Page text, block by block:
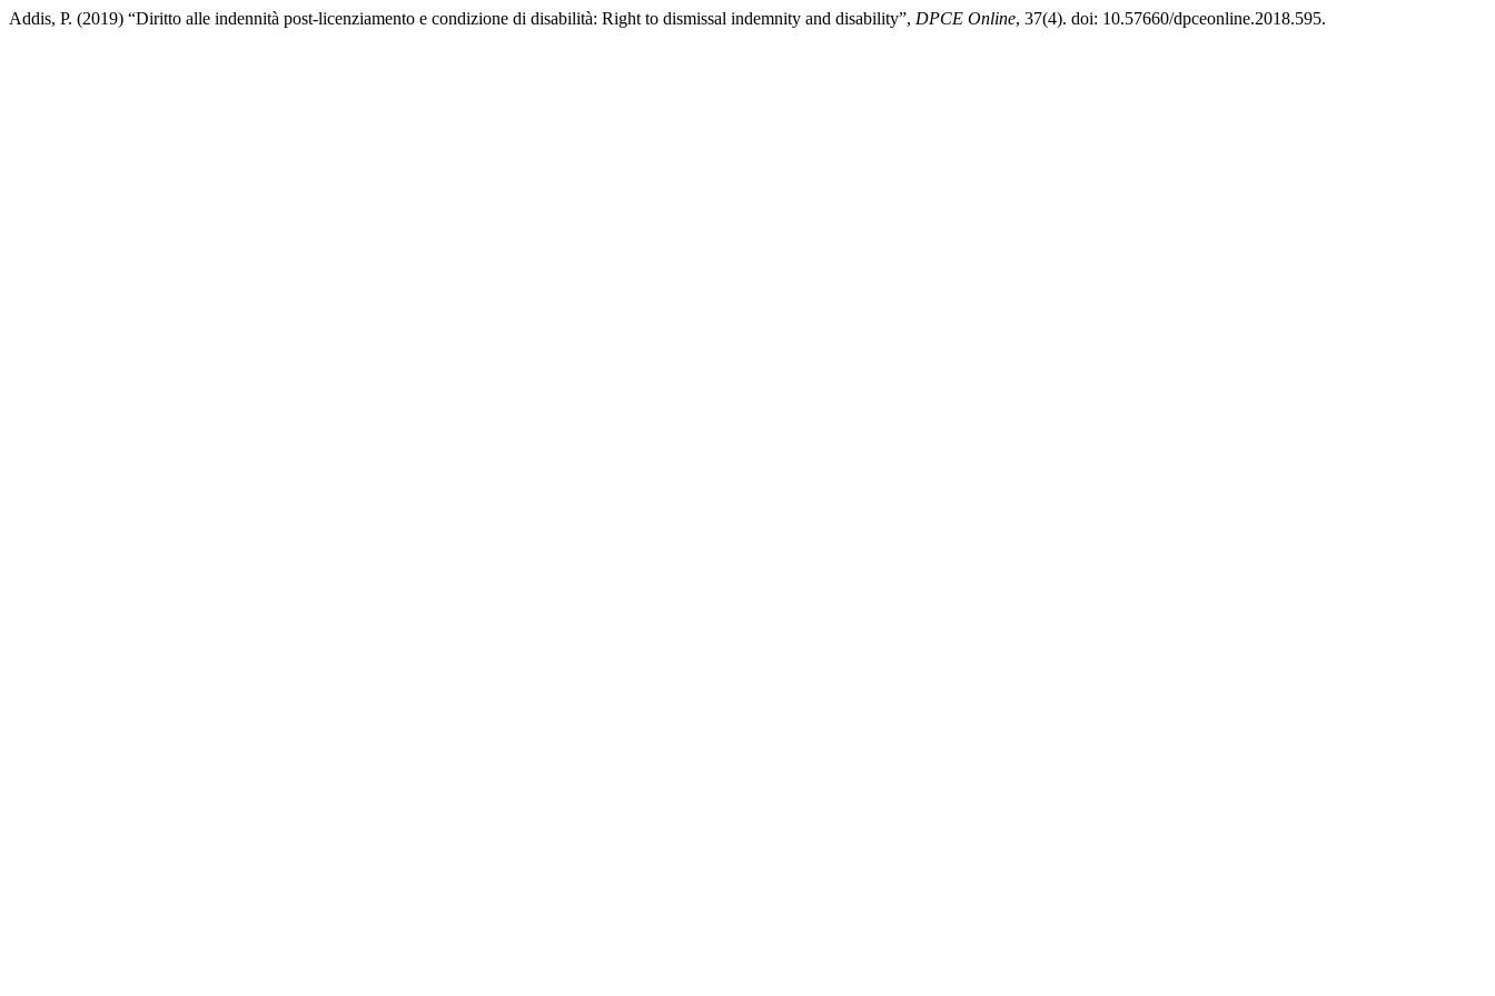
Addis, P. (2019) “Diritto alle indennità post-licenziamento e condizione di disabilità: Right to dismissal indemnity and disability”, DPCE Online, 37(4). doi: 10.57660/dpceonline.2018.595.